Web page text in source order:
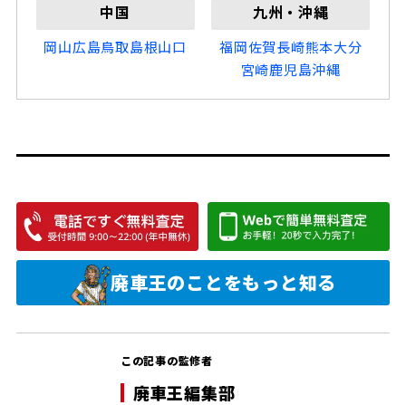
中国
岡山広島鳥取島根山口
九州・沖縄
福岡佐賀長崎熊本大分
宮崎鹿児島沖縄
廃車王のことをもっと知る
この記事の監修者
廃車王編集部